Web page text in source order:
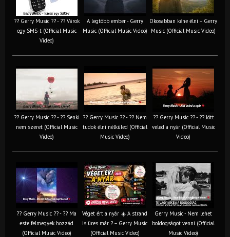
?? Gerry Music ?? - ?? Várok
egy SMS-t (Official Music
Video)
A legtöbb ember - Gerry
Music (Official Music Video)
Okosabban kéne élni – Gerry
Music (Official Music Video)
?? Gerry Music ?? - ?? Senki
nem szeret (Official Music
Video)
?? Gerry Music ?? - ?? Nem
tudok élni nélküled (Official
Music Video)
?? Gerry Music ?? - ?? Jött
veled a nyár (Official Music
Video)
?? Gerry Music ?? - ?? Ma
este felmegyek hozzád
(Official Music Video)
Véget ért a nyár ☀️ A strand
is üres már ? – Gerry Music
(Official Music Video)
Gerry Music - Nem lehet
boldogságot venni (Official
Music Video)